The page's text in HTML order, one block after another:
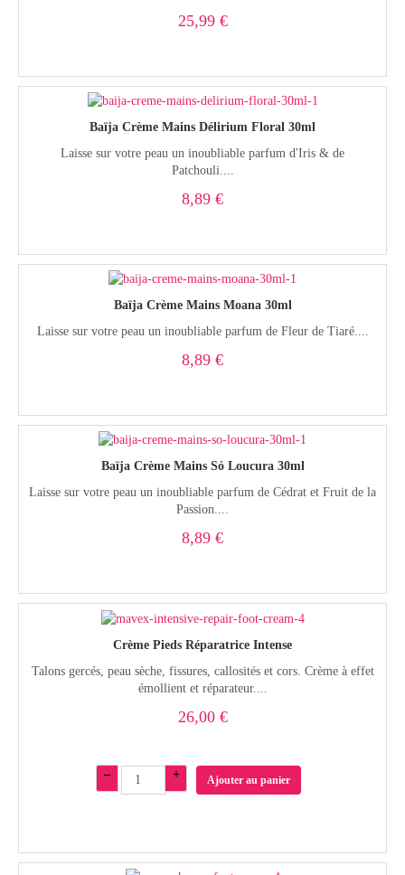
25,99 €
Baïja Crème Mains Délirium Floral 30ml
Laisse sur votre peau un inoubliable parfum d'Iris & de
Patchouli....
8,89 €
Baïja Crème Mains Moana 30ml
Laisse sur votre peau un inoubliable parfum de Fleur de Tiaré....
8,89 €
Baïja Crème Mains Só Loucura 30ml
Laisse sur votre peau un inoubliable parfum de Cédrat et Fruit de la
Passion....
8,89 €
Crème Pieds Réparatrice Intense
Talons gercés, peau sèche, fissures, callosités et cors. Crème à effet
émollient et réparateur....
26,00 €
– + Ajouter au panier